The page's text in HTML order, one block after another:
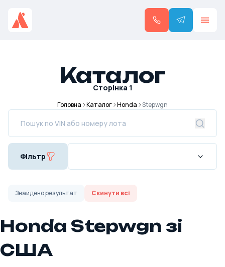
Каталог
Сторінка 1
Головна Каталог Honda Stepwgn
Фільтр
Знайденорезультат Скинути всі
Honda Stepwgn зі
США